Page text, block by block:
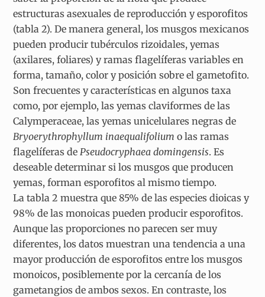
estructuras asexuales de reproducción y esporofitos
(tabla 2). De manera general, los musgos mexicanos
pueden producir tubérculos rizoidales, yemas
(axilares, foliares) y ramas flagelíferas variables en
forma, tamaño, color y posición sobre el gametofito.
Son frecuentes y características en algunos taxa
como, por ejemplo, las yemas claviformes de las
Calymperaceae, las yemas unicelulares negras de
Bryoerythrophyllum inaequalifolium o las ramas
flagelíferas dePseudocryphaea domingensis. Es
deseable determinar si los musgos que producen
yemas, forman esporofitos al mismo tiempo.
La tabla 2 muestra que 85% de las especies dioicas y
98% de las monoicas pueden producir esporofitos.
Aunque las proporciones no parecen ser muy
diferentes, los datos muestran una tendencia a una
mayor producción de esporofitos entre los musgos
monoicos, posiblemente por la cercanía de los
gametangios de ambos sexos. En contraste, los